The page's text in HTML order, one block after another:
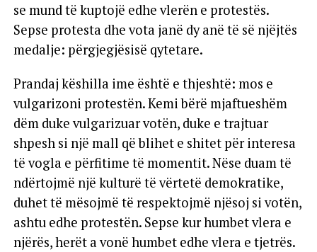
se mund të kuptojë edhe vlerën e protestës.
Sepse protesta dhe vota janë dy anë të së njëjtës
medalje: përgjegjësisë qytetare.
Prandaj këshilla ime është e thjeshtë: mos e
vulgarizoni protestën. Kemi bërë mjaftueshëm
dëm duke vulgarizuar votën, duke e trajtuar
shpesh si një mall që blihet e shitet për interesa
të vogla e përfitime të momentit. Nëse duam të
ndërtojmë një kulturë të vërtetë demokratike,
duhet të mësojmë të respektojmë njësoj si votën,
ashtu edhe protestën. Sepse kur humbet vlera e
njërës, herët a vonë humbet edhe vlera e tjetrës.